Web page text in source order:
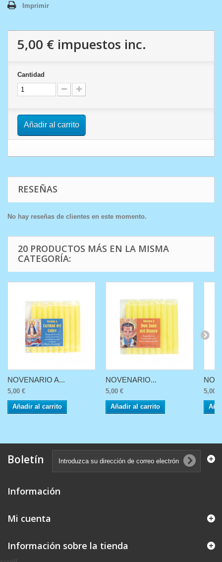
Imprimir
5,00 € impuestos inc.
Cantidad
Añadir al carrito
RESEÑAS
No hay reseñas de clientes en este momento.
20 PRODUCTOS MÁS EN LA MISMA
CATEGORÍA:
NOVENARIO A...
5,00 €
Añadir al carrito
NOVENARIO...
5,00 €
Añadir al carrito
5,00 €
Boletín
Información
Mi cuenta
Información sobre la tienda